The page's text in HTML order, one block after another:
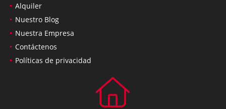
Alquiler
Nuestro Blog
Nuestra Empresa
Contáctenos
Políticas de privacidad